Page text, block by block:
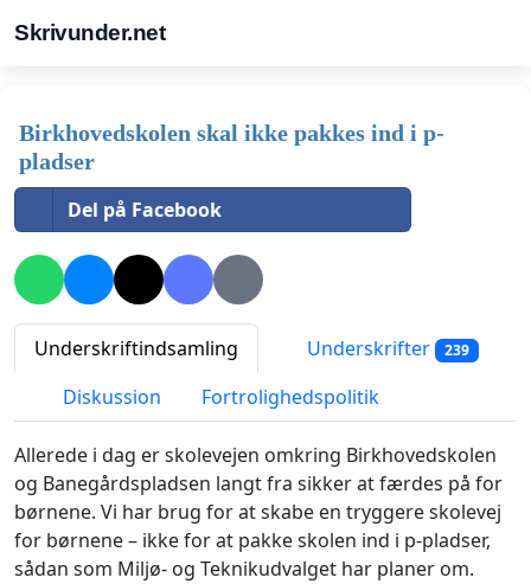
Skrivunder.net
Birkhovedskolen skal ikke pakkes ind i p-
pladser
Del på Facebook
Underskriftindsamling Underskrifter 239
Diskussion Fortrolighedspolitik
Allerede i dag er skolevejen omkring Birkhovedskolen
og Banegårdspladsen langt fra sikker at færdes på for
børnene. Vi har brug for at skabe en tryggere skolevej
for børnene – ikke for at pakke skolen ind i p-pladser,
sådan som Miljø- og Teknikudvalget har planer om.